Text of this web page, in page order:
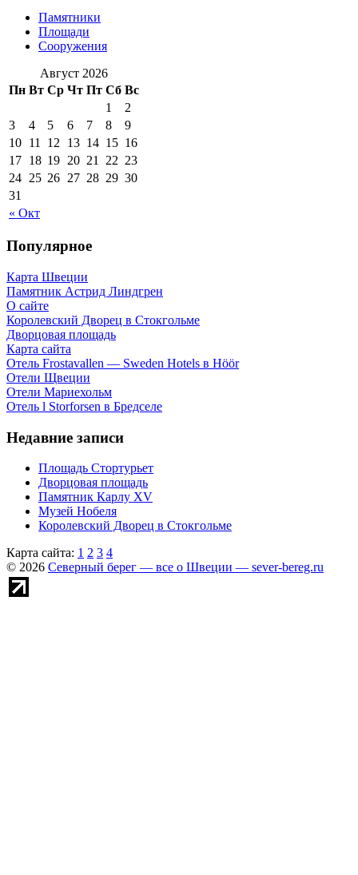
Памятники
Площади
Сооружения
Август 2026
Пн Вт Ср Чт Пт Сб Вс
« Окт
1
2
3
4 5 6 7 8
9
10 11 12 13 14 15 16
17 18 19 20 21 22 23
24 25 26 27 28 29 30
31
Популярное
Карта Швеции
Памятник Астрид Линдгрен
О сайте
Королевский Дворец в Стокгольме
Дворцовая площадь
Карта сайта
Отель Frostavallen — Sweden Hotels в Höör
Отели Щвеции
Отели Мариехольм
Отель l Storforsen в Бредселе
Недавние записи
Площадь Стортурьет
Дворцовая площадь
Памятник Карлу XV
Музей Нобеля
Королевский Дворец в Стокгольме
Карта сайта: 1 2 3 4
© 2026 Северный берег — все о Швеции — sever-bereg.ru